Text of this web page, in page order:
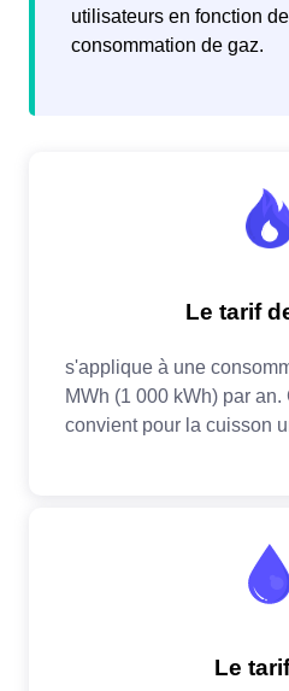
utilisateurs en fonction
consommation de gaz.